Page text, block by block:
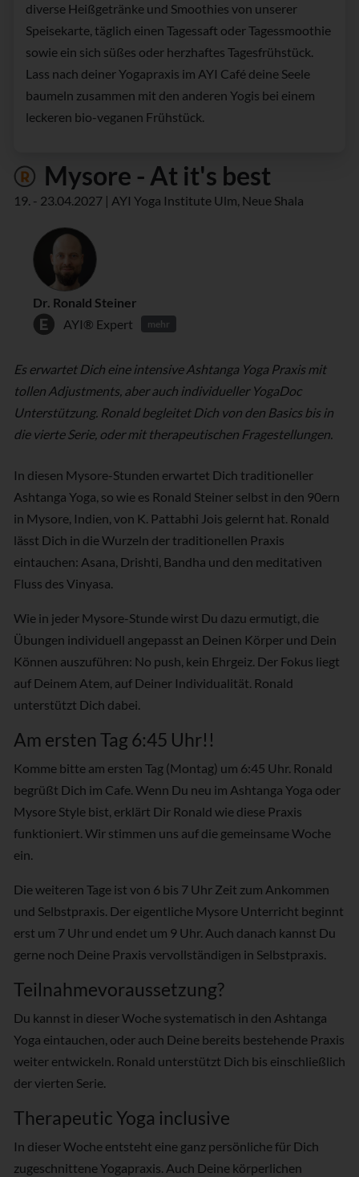
diverse Heißgetränke und Smoothies von unserer
Speisekarte, täglich einen Tagessaft oder Tagessmoothie
sowie ein sich süßes oder herzhaftes Tagesfrühstück.
Lass nach deiner Yogapraxis im AYI Café deine Seele
baumeln zusammen mit den anderen Yogis bei einem
leckeren bio-veganen Frühstück.
Mysore - At it's best
19. - 23.04.2027 | AYI Yoga Institute Ulm, Neue Shala
Dr. Ronald Steiner
AYI® Expert
mehr
Es erwartet Dich eine intensive Ashtanga Yoga Praxis mit
tollen Adjustments, aber auch individueller YogaDoc
Unterstützung. Ronald begleitet Dich von den Basics bis in
die vierte Serie, oder mit therapeutischen Fragestellungen.
In diesen Mysore-Stunden erwartet Dich traditioneller
Ashtanga Yoga, so wie es Ronald Steiner selbst in den 90ern
in Mysore, Indien, von K. Pattabhi Jois gelernt hat. Ronald
lässt Dich in die Wurzeln der traditionellen Praxis
eintauchen: Asana, Drishti, Bandha und den meditativen
Fluss des Vinyasa.
Wie in jeder Mysore-Stunde wirst Du dazu ermutigt, die
Übungen individuell angepasst an Deinen Körper und Dein
Können auszuführen: No push, kein Ehrgeiz. Der Fokus liegt
auf Deinem Atem, auf Deiner Individualität. Ronald
unterstützt Dich dabei.
Am ersten Tag 6:45 Uhr!!
Komme bitte am ersten Tag (Montag) um 6:45 Uhr. Ronald
begrüßt Dich im Cafe. Wenn Du neu im Ashtanga Yoga oder
Mysore Style bist, erklärt Dir Ronald wie diese Praxis
funktioniert. Wir stimmen uns auf die gemeinsame Woche
ein.
Die weiteren Tage ist von 6 bis 7 Uhr Zeit zum Ankommen
und Selbstpraxis. Der eigentliche Mysore Unterricht beginnt
erst um 7 Uhr und endet um 9 Uhr. Auch danach kannst Du
gerne noch Deine Praxis vervollständigen in Selbstpraxis.
Teilnahmevoraussetzung?
Du kannst in dieser Woche systematisch in den Ashtanga
Yoga eintauchen, oder auch Deine bereits bestehende Praxis
weiter entwickeln. Ronald unterstützt Dich bis einschließlich
der vierten Serie.
Therapeutic Yoga inclusive
In dieser Woche entsteht eine ganz persönliche für Dich
zugeschnittene Yogapraxis. Auch Deine körperlichen